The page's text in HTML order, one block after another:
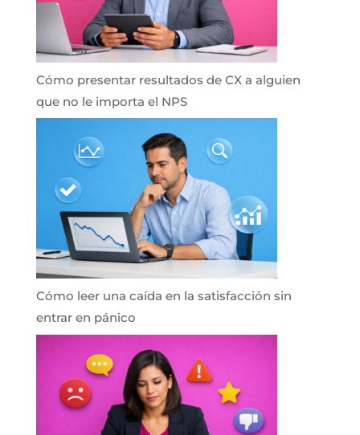
Cómo presentar resultados de CX a alguien
que no le importa el NPS
Cómo leer una caída en la satisfacción sin
entrar en pánico